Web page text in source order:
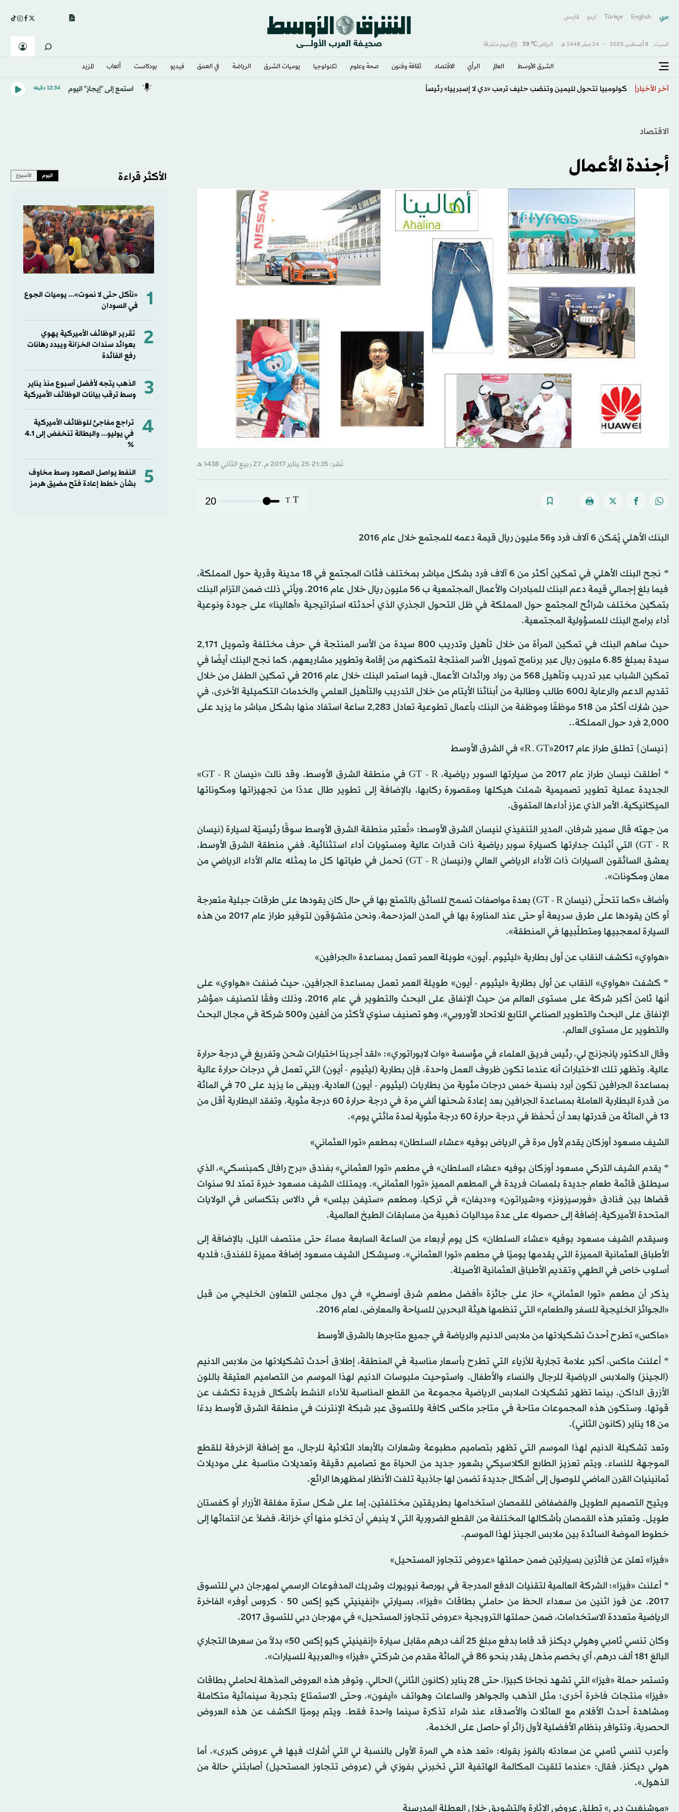
عربي English
Türkçe اردو فارسى
السبت, 8 أغسطس 2026 - 24 صفَر 1448 هـ الرياض℃
39 غيوم متفرقة
الشرق الأوسط​ العالم الرأي الاقتصاد ثقافة وفنون صحة وعلوم تكنولوجيا يوميات الشرق​ الرياضة في العمق فيديو بودكاست ألعاب المزيد
آخر الأخبار كولومبيا تتحول لليمين وتنصّب حليف ترمب «دي لا إسبرييا» رئيساً استمع إلى "إيجاز" اليوم 12:34 دقيقه
الاقتصاد
أجندة الأعمال
نُشر: 21:35-25 يناير 2017 م ـ 27 ربيع الثاني 1438 هـ
T
T
20
البنك الأهلي يُمّكن 6 آلاف فرد و56 مليون ريال قيمة دعمه للمجتمع خلال عام 2016
* نجح البنك الأهلي في تمكين أكثر من 6 آلاف فرد بشكل مباشر بمختلف فئات المجتمع في 18 مدينة وقرية حول المملكة،
فيما بلغ إجمالي قيمة دعم البنك للمبادرات والأعمال المجتمعية ب 56 مليون ريال خلال عام 2016. ويأتي ذلك ضمن التزام البنك
بتمكين مختلف شرائح المجتمع حول المملكة في ظل التحول الجذري الذي أحدثته استراتيجية «أهالينا» على جودة ونوعية
أداء برامج البنك للمسؤولية المجتمعية.
حيث ساهم البنك في تمكين المرأة من خلال تأهيل وتدريب 800 سيدة من الأسر المنتجة في حرف مختلفة وتمويل 2,171
سيدة بمبلغ 6.85 مليون ريال عبر برنامج تمويل الأسر المنتجة لتمكنهم من إقامة وتطوير مشاريعهم، كما نجح البنك أيضًا في
تمكين الشباب عبر تدريب وتأهيل 568 من رواد ورائدات الأعمال، فيما استمر البنك خلال عام 2016 في تمكين الطفل من خلال
تقديم الدعم والرعاية لـ600 طالب وطالبة من أبنائنا الأيتام من خلال التدريب والتأهيل العلمي والخدمات التكميلية الأخرى، في
حين شارك أكثر من 518 موظفًا وموظفة من البنك بأعمال تطوعية تعادل 2,283 ساعة استفاد منها بشكل مباشر ما يزيد على
2,000 فرد حول المملكة..
{نيسان} تطلق طراز عام 2017«GT ـ R» في الشرق الأوسط
* أطلقت نيسان طراز عام 2017 من سيارتها السوبر رياضية، GT - R في منطقة الشرق الأوسط. وقد نالت «نيسان GT - R»
الجديدة عملية تطوير تصميمية شملت هيكلها ومقصورة ركابها، بالإضافة إلى تطوير طال عددًا من تجهيزاتها ومكوناتها
الميكانيكية، الأمر الذي عزز أداءها المتفوق.
من جهته قال سمير شرفان، المدير التنفيذي لنيسان الشرق الأوسط: «تُعتبر منطقة الشرق الأوسط سوقًا رئيسيّة لسيارة (نيسان
GT - R) التي أثبتت جدارتها كسيارة سوبر رياضية ذات قدرات عالية ومستويات أداء استثنائية. ففي منطقة الشرق الأوسط،
يعشق السائقون السيارات ذات الأداء الرياضي العالي و(نيسان GT - R) تحمل في طياتها كل ما يمثله عالم الأداء الرياضي من
معان ومكونات».
وأضاف «كما تتحلّى (نيسان GT - R) بعدة مواصفات تسمح للسائق بالتمتع بها في حال كان يقودها على طرقات جبلية متعرجة
أو كان يقودها على طرق سريعة أو حتى عند المناورة بها في المدن المزدحمة، ونحن متشوّقون لتوفير طراز عام 2017 من هذه
السيارة لمعجبيها ومتطلّبيها في المنطقة».
«هواوي» تكشف النقاب عن أول بطارية «ليثيوم ـ أيون» طويلة العمر تعمل بمساعدة «الجرافين»
* كشفت «هواوي» النقاب عن أول بطارية «ليثيوم - أيون» طويلة العمر تعمل بمساعدة الجرافين، حيث صُنفت «هواوي» على
أنها ثامن أكبر شركة على مستوى العالم من حيث الإنفاق على البحث والتطوير في عام 2016، وذلك وفقًا لتصنيف «مؤشر
الإنفاق على البحث والتطوير الصناعي التابع للاتحاد الأوروبي»، وهو تصنيف سنوي لأكثر من ألفين و500 شركة في مجال البحث
والتطوير عل مستوى العالم.
وقال الدكتور يانجزنج لي، رئيس فريق العلماء في مؤسسة «وات لابوراتوري»: «لقد أجرينا اختبارات شحن وتفريغ في درجة حرارة
عالية، وتظهر تلك الاختبارات أنه عندما تكون ظروف العمل واحدة، فإن بطارية (ليثيوم - أيون) التي تعمل في درجات حرارة عالية
بمساعدة الجرافين تكون أبرد بنسبة خمس درجات مئوية من بطاريات (ليثيوم - أيون) العادية، ويبقى ما يزيد على 70 في المائة
من قدرة البطارية العاملة بمساعدة الجرافين بعد إعادة شحنها ألفي مرة في درجة حرارة 60 درجة مئوية، وتفقد البطارية أقل من
13 في المائة من قدرتها بعد أن تُحفَظ في درجة حرارة 60 درجة مئوية لمدة مائتي يوم».
الشيف مسعود أوزكان يقدم لأول مرة في الرياض بوفيه «عشاء السلطان» بمطعم «تورا العثماني»
* يقدم الشيف التركي مسعود أوزكان بوفيه «عشاء السلطان» في مطعم «تورا العثماني» بفندق «برج رافال كمبنسكي»، الذي
سيطلق قائمة طعام جديدة بلمسات فريدة في المطعم المميز «تورا العثماني». ويمتلك الشيف مسعود خبرة تمتد لـ9 سنوات
قضاها بين فنادق «فورسيزونز» و«شيراتون» و«ديفان» في تركيا، ومطعم «ستيفن بيلس» في دالاس بتكساس في الولايات
المتحدة الأميركية، إضافة إلى حصوله على عدة ميداليات ذهبية من مسابقات الطبخ العالمية.
وسيقدم الشيف مسعود بوفيه «عشاء السلطان» كل يوم أربعاء من الساعة السابعة مساءً حتى منتصف الليل، بالإضافة إلى
الأطباق العثمانية المميزة التي يقدمها يوميًا في مطعم «تورا العثماني». وسيشكل الشيف مسعود إضافة مميزة للفندق؛ فلديه
أسلوب خاص في الطهي وتقديم الأطباق العثمانية الأصيلة.
يذكر أن مطعم «تورا العثماني» حاز على جائزة «أفضل مطعم شرق أوسطي» في دول مجلس التعاون الخليجي من قبل
«الجوائز الخليجية للسفر والطعام» التي تنظمها هيئة البحرين للسياحة والمعارض، لعام 2016.
«ماكس» تطرح أحدث تشكيلاتها من ملابس الدنيم والرياضة في جميع متاجرها بالشرق الأوسط
* أعلنت ماكس، أكبر علامة تجارية للأزياء التي تطرح بأسعار مناسبة في المنطقة، إطلاق أحدث تشكيلاتها من ملابس الدنيم
(الجينز) والملابس الرياضية للرجال والنساء والأطفال. واستوحيت ملبوسات الدنيم لهذا الموسم من التصاميم العتيقة باللون
الأزرق الداكن، بينما تظهر تشكيلات الملابس الرياضية مجموعة من القطع المناسبة للأداء النشط بأشكال فريدة تكشف عن
قوتها. وستكون هذه المجموعات متاحة في متاجر ماكس كافة وللتسوق عبر شبكة الإنترنت في منطقة الشرق الأوسط بدءًا
من 18 يناير (كانون الثاني).
وتعد تشكيلة الدنيم لهذا الموسم التي تظهر بتصاميم مطبوعة وشعارات بالأبعاد الثلاثية للرجال، مع إضافة الزخرفة للقطع
الموجهة للنساء. ويتم تعزيز الطابع الكلاسيكي بشعور جديد من الحياة مع تصاميم دقيقة وتعديلات مناسبة على موديلات
ثمانينيات القرن الماضي للوصول إلى أشكال جديدة تضمن لها جاذبية تلفت الأنظار لمظهرها الرائع.
ويتيح التصميم الطويل والفضفاض للقمصان استخدامها بطريقتين مختلفتين، إما على شكل سترة مغلقة الأزرار أو كفستان
طويل. وتعتبر هذه القمصان بأشكالها المختلفة من القطع الضرورية التي لا ينبغي أن تخلو منها أي خزانة، فضلاً عن انتمائها إلى
خطوط الموضة السائدة بين ملابس الجينز لهذا الموسم.
«فيزا» تعلن عن فائزين بسيارتين ضمن حملتها «عروض تتجاوز المستحيل»
* أعلنت «فيزا»؛ الشركة العالمية لتقنيات الدفع المدرجة في بورصة نيويورك وشريك المدفوعات الرسمي لمهرجان دبي للتسوق
2017، عن فوز اثنين من سعداء الحظ من حاملي بطاقات «فيزا»، بسيارتي «إنفينيتي كيو إكس 50 - كروس أوفر» الفاخرة
الرياضية متعددة الاستخدامات، ضمن حملتها الترويجية «عروض تتجاوز المستحيل» في مهرجان دبي للتسوق 2017.
وكان تنسي ثامبي وهولي ديكنز قد قاما بدفع مبلغ 25 ألف درهم مقابل سيارة «إنفينيتي كيو إكس 50» بدلاً من سعرها التجاري
البالغ 181 ألف درهم، أي بخصم مذهل يقدر بنحو 86 في المائة مقدم من شركتي «فيزا» و«العربية للسيارات».
وتستمر حملة «فيزا» التي تشهد نجاحًا كبيرًا، حتى 28 يناير (كانون الثاني) الحالي. وتوفر هذه العروض المذهلة لحاملي بطاقات
«فيزا» منتجات فاخرة أخرى؛ مثل الذهب والجواهر والساعات وهواتف «آيفون»، وحتى الاستمتاع بتجربة سينمائية متكاملة
ومشاهدة أحدث الأفلام مع العائلات والأصدقاء عند شراء تذكرة سينما واحدة فقط. ويتم يوميًا الكشف عن هذه العروض
الحصرية، وتتوافر بنظام الأفضلية لأول زائر أو حاصل على الخدمة.
وأعرب تنسي ثامبي عن سعادته بالفوز بقوله: «تعد هذه هي المرة الأولى بالنسبة لي التي أشارك فيها في عروض كبرى». أما
هولي ديكنز، فقال: «عندما تلقيت المكالمة الهاتفية التي تخبرني بفوزي في (عروض تتجاوز المستحيل) أصابتني حالة من
الذهول».
«موشنغيت دبي» تطلق عروض الإثارة والتشويق خلال العطلة المدرسية
الأكثر قراءة اليوم الأسبوع
1
«نأكل حتى لا نموت»... يوميات الجوع
في السودان
2
تقرير الوظائف الأميركية يهوي
بعوائد سندات الخزانة ويبدد رهانات
رفع الفائدة
3
الذهب يتجه لأفضل أسبوع منذ يناير
وسط ترقب بيانات الوظائف الأميركية
4
تراجع مفاجئ للوظائف الأميركية
في يوليو... والبطالة تنخفض إلى 4.1
%
5
النفط يواصل الصعود وسط مخاوف
بشأن خطط إعادة فتح مضيق هرمز